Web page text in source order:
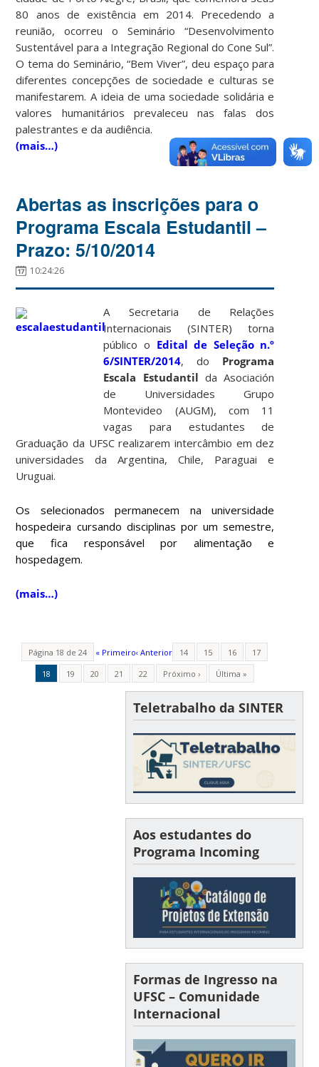
80 anos de existência em 2014. Precedendo a
reunião, ocorreu o Seminário “Desenvolvimento
Sustentável para a Integração Regional do Cone Sul”.
O tema do Seminário, “Bem Viver”, deu espaço para
diferentes concepções de sociedade e culturas se
manifestarem. A ideia de uma sociedade solidária e
valores humanitários prevaleceu nas falas dos
palestrantes e da audiência.
(mais…)
Abertas as inscrições para o
Programa Escala Estudantil –
Prazo: 5/10/2014
10:24:26
A Secretaria de Relações
Internacionais (SINTER) torna
público o Edital de Seleção n.º
6/SINTER/2014, do Programa
Escala Estudantil da Asociación
de Universidades Grupo
Montevideo (AUGM), com 11
vagas para estudantes de
Graduação da UFSC realizarem intercâmbio em dez
universidades da Argentina, Chile, Paraguai e
Uruguai.
Os selecionados permanecem na universidade
hospedeira cursando disciplinas por um semestre,
que fica responsável por alimentação e
hospedagem.
(mais…)
Página 18 de 24 « Primeiro‹ Anterior 14 15 16
17
18
19 20 21 22 Próximo › Última »
Teletrabalho da SINTER
Aos estudantes do
Programa Incoming
Formas de Ingresso na
UFSC – Comunidade
Internacional